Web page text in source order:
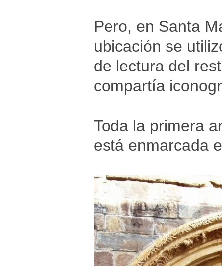
Pero, en Santa
ubicación se
de lectura del
compartía
Toda la primera
está enmarcada